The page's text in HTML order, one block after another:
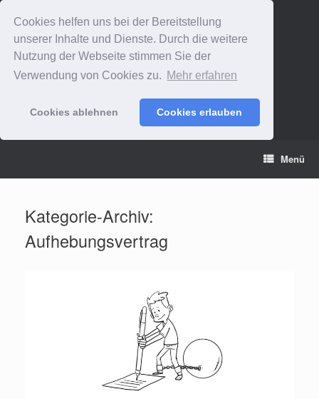
Cookies helfen uns bei der Bereitstellung
unserer Inhalte und Dienste. Durch die weitere
Nutzung der Webseite stimmen Sie der
Verwendung von Cookies zu. Mehr erfahren
Cookies ablehnen Cookies erlauben
Menü
Kategorie-Archiv:
Aufhebungsvertrag